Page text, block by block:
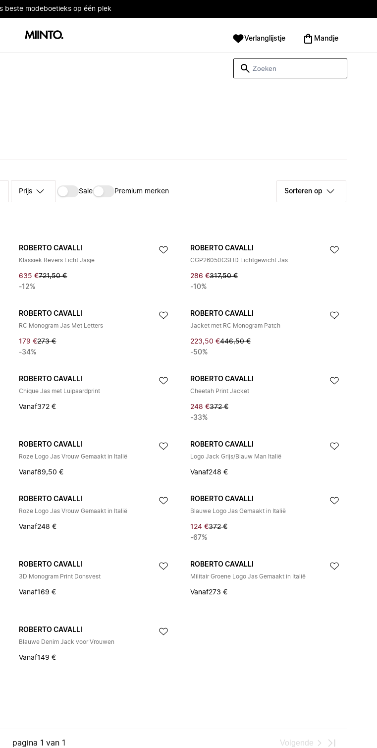
beste modeboetieks op één plek
Verlanglijstje Mandje
Prijs Sale Premium merken Sorteren op
ROBERTO CAVALLI
Klassiek Revers Licht Jasje
635 €721,50 €
-12%
ROBERTO CAVALLI
CGP26050GSHD Lichtgewicht Jas
286 €317,50 €
-10%
ROBERTO CAVALLI
RC Monogram Jas Met Letters
179 €273 €
-34%
ROBERTO CAVALLI
Jacket met RC Monogram Patch
223,50 €446,50 €
-50%
ROBERTO CAVALLI
Chique Jas met Luipaardprint
Vanaf372 €
ROBERTO CAVALLI
Cheetah Print Jacket
248 €372 €
-33%
ROBERTO CAVALLI
Roze Logo Jas Vrouw Gemaakt in Italië
Vanaf89,50 €
ROBERTO CAVALLI
Logo Jack Grijs/Blauw Man Italië
Vanaf248 €
ROBERTO CAVALLI
Roze Logo Jas Vrouw Gemaakt in Italië
Vanaf248 €
ROBERTO CAVALLI
Blauwe Logo Jas Gemaakt in Italië
124 €372 €
-67%
ROBERTO CAVALLI
3D Monogram Print Donsvest
Vanaf169 €
ROBERTO CAVALLI
Militair Groene Logo Jas Gemaakt in Italië
Vanaf273 €
ROBERTO CAVALLI
Blauwe Denim Jack voor Vrouwen
Vanaf149 €
pagina 1 van 1 Volgende